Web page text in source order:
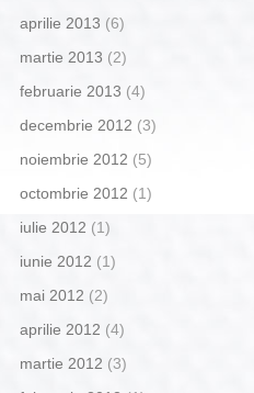
aprilie 2013 (6)
martie 2013 (2)
februarie 2013 (4)
decembrie 2012 (3)
noiembrie 2012 (5)
octombrie 2012 (1)
iulie 2012 (1)
iunie 2012 (1)
mai 2012 (2)
aprilie 2012 (4)
martie 2012 (3)